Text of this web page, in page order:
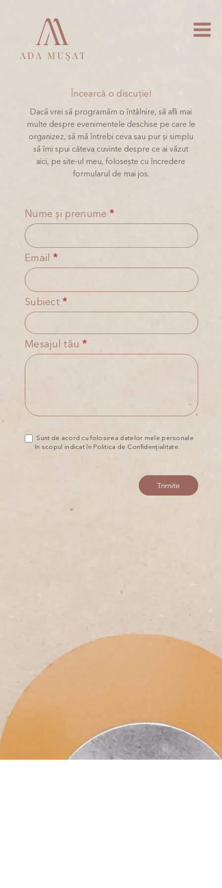
Încearcă o discuție!
Dacă vrei să programăm o întâlnire, să afli mai
multe despre evenimentele deschise pe care le
organizez, să mă întrebi ceva sau pur și simplu
să îmi spui câteva cuvinte despre ce ai văzut
aici, pe site-ul meu, folosește cu încredere
formularul de mai jos.
Contact
Form
Romanian
Nume și prenume *
Email *
Subiect*
Mesajul tău *
Sunt de acord cu folosirea datelor mele personale
în scopul indicat în Politica de Confidențialitate.
Trimite
If you
are
human,
leave
this
field
blank.